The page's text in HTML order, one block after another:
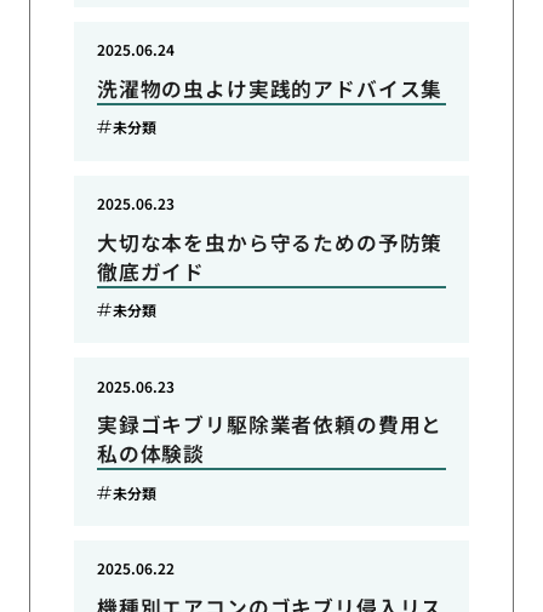
洗濯物の虫よけ実践的アドバイス集
2025.06.24
未分類
大切な本を虫から守るための予防策
徹底ガイド
2025.06.23
未分類
実録ゴキブリ駆除業者依頼の費用と
私の体験談
2025.06.23
未分類
2025.06.22